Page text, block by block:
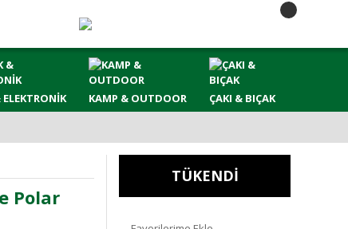
KAMP & OUTDOOR
ÇAKI & BIÇAK
Polar
TÜKENDİ